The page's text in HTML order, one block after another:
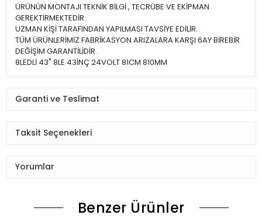
ÜRÜNÜN MONTAJI TEKNİK BİLGİ , TECRÜBE VE EKİPMAN
GEREKTİRMEKTEDİR.
UZMAN KİŞİ TARAFINDAN YAPILMASI TAVSİYE EDİLİR.
TÜM ÜRÜNLERİMİZ FABRİKASYON ARIZALARA KARŞI 6AY BİREBİR
DEĞİŞİM GARANTİLİDİR.
8LEDLİ 43" 8LE 43İNÇ 24VOLT 81CM 810MM
Garanti ve Teslimat
Taksit Seçenekleri
Yorumlar
Benzer Ürünler